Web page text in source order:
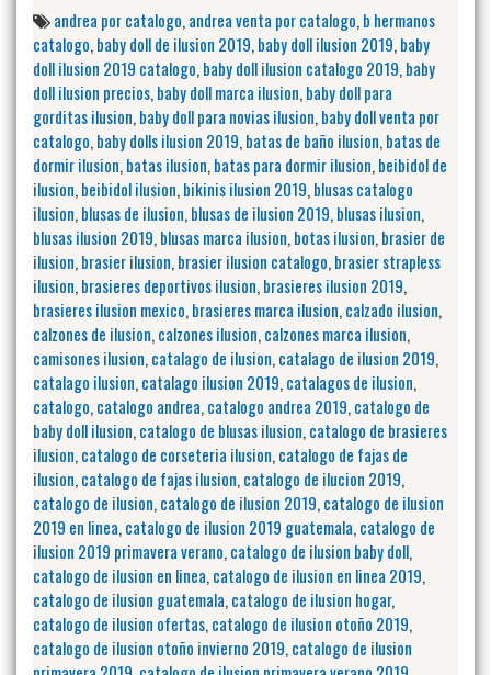
andrea por catalogo,andrea venta por catalogo,b hermanos
catalogo,baby doll de ilusion 2019,baby doll ilusion 2019,baby
doll ilusion 2019 catalogo,baby doll ilusion catalogo 2019,baby
doll ilusion precios,baby doll marca ilusion,baby doll para
gorditas ilusion,baby doll para novias ilusion,baby doll venta por
catalogo,baby dolls ilusion 2019,batas de baño ilusion,batas de
dormir ilusion,batas ilusion,batas para dormir ilusion,beibidol de
ilusion,beibidol ilusion,bikinis ilusion 2019,blusas catalogo
ilusion,blusas de ilusion,blusas de ilusion 2019,blusas ilusion,
blusas ilusion 2019,blusas marca ilusion,botas ilusion,brasier de
ilusion,brasier ilusion,brasier ilusion catalogo,brasier strapless
ilusion,brasieres deportivos ilusion,brasieres ilusion 2019,
brasieres ilusion mexico,brasieres marca ilusion,calzado ilusion,
calzones de ilusion,calzones ilusion,calzones marca ilusion,
camisones ilusion,catalago de ilusion,catalago de ilusion 2019,
catalago ilusion,catalago ilusion 2019,catalagos de ilusion,
catalogo,catalogo andrea,catalogo andrea 2019,catalogo de
baby doll ilusion,catalogo de blusas ilusion,catalogo de brasieres
ilusion,catalogo de corseteria ilusion,catalogo de fajas de
ilusion,catalogo de fajas ilusion,catalogo de ilucion 2019,
catalogo de ilusion,catalogo de ilusion 2019,catalogo de ilusion
2019 en linea,catalogo de ilusion 2019 guatemala,catalogo de
ilusion 2019 primavera verano,catalogo de ilusion baby doll,
catalogo de ilusion en linea,catalogo de ilusion en linea 2019,
catalogo de ilusion guatemala,catalogo de ilusion hogar,
catalogo de ilusion ofertas,catalogo de ilusion otoño 2019,
catalogo de ilusion otoño invierno 2019,catalogo de ilusion